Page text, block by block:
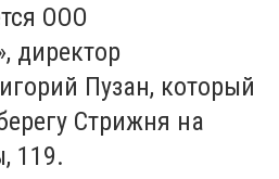
ООО
директор
Пузан, который
Стрижня на
119.